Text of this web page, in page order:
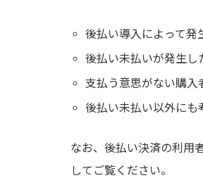
後払い導入によって発
後払い未払いが発生し
支払う意思がない購入
後払い未払い以外にも
なお、後払い決済の利用
してご覧ください。